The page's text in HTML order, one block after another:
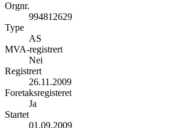
Orgnr.
994812629
Type
AS
MVA-registrert
Nei
Registrert
26.11.2009
Foretaksregisteret
Ja
Startet
01.09.2009